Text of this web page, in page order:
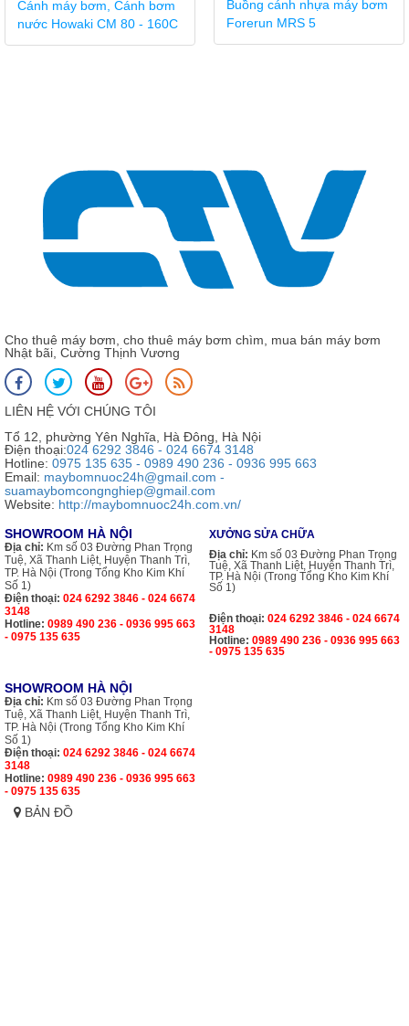
Buồng cánh nhựa máy bơm
Forerun MRS 5
635 - 0989 490 236 -
0936 995 663
Cho thuê máy bơm, cho thuê máy bơm chìm, mua bán máy bơm
Nhật bãi, Cường Thịnh Vương
LIÊN HỆ VỚI CHÚNG TÔI
Tổ 12, phường Yên Nghĩa, Hà Đông, Hà Nội
Điện thoại:024 6292 3846 - 024 6674 3148
Hotline: 0975 135 635 - 0989 490 236 - 0936 995 663
Email: maybomnuoc24h@gmail.com -
suamaybomcongnghiep@gmail.com
Website: http://maybomnuoc24h.com.vn/
SHOWROOM HÀ NỘI
Địa chỉ: Km số 03 Đường Phan Trọng
Tuệ, Xã Thanh Liệt, Huyện Thanh Trì,
TP. Hà Nội (Trong Tổng Kho Kim Khí
Số 1)
Điện thoại: 024 6292 3846 - 024 6674
3148
Hotline: 0989 490 236 - 0936 995 663
- 0975 135 635
XƯỞNG SỬA CHỮA
Địa chỉ: Km số 03 Đường Phan Trọng
Tuệ, Xã Thanh Liệt, Huyện Thanh Trì,
TP. Hà Nội (Trong Tổng Kho Kim Khí
Số 1)
Điện thoại: 024 6292 3846 - 024 6674
3148
Hotline: 0989 490 236 - 0936 995 663
- 0975 135 635
SHOWROOM HÀ NỘI
Địa chỉ: Km số 03 Đường Phan Trọng
Tuệ, Xã Thanh Liệt, Huyện Thanh Trì,
TP. Hà Nội (Trong Tổng Kho Kim Khí
Số 1)
Điện thoại: 024 6292 3846 - 024 6674
3148
Hotline: 0989 490 236 - 0936 995 663
- 0975 135 635
BẢN ĐỒ